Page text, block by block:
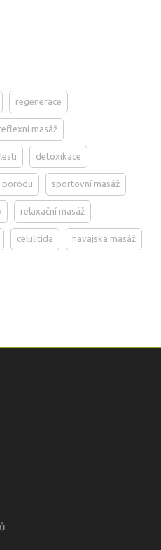
regenerace
masáž
detoxikace
porodu sportovní masáž
relaxační masáž
celulitida havajská masáž